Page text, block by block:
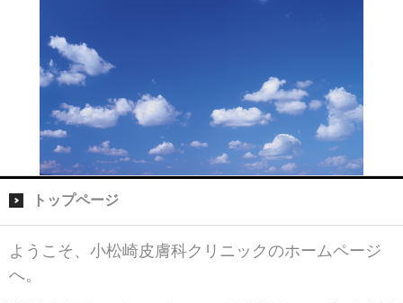
トップページ
ようこそ、小松崎皮膚科クリニックのホームページ
へ。